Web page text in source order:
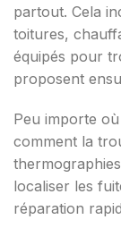
partout. Cela
toitures,
équipés pour
proposent
Peu importe
comment la
localiser les
réparation